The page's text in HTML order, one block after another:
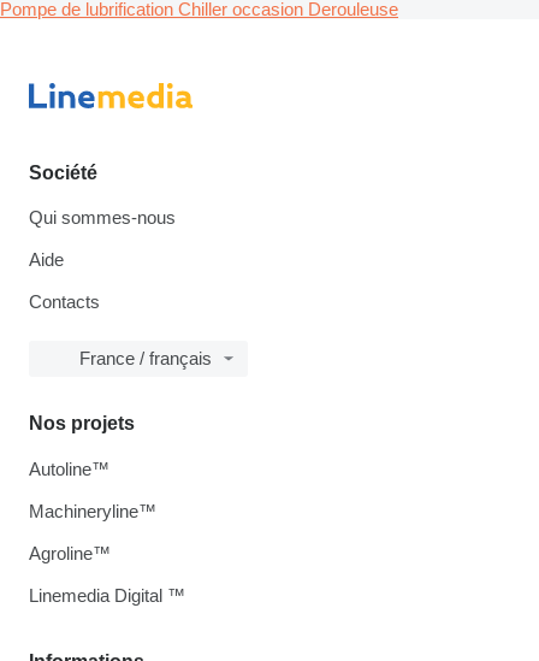
Pompe de lubrification Chiller occasion Derouleuse
Société
Qui sommes-nous
Aide
Contacts
France / français
Nos projets
Autoline™
Machineryline™
Agroline™
Linemedia Digital ™